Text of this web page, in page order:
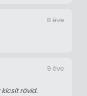
8 éve
rövid.
9 éve